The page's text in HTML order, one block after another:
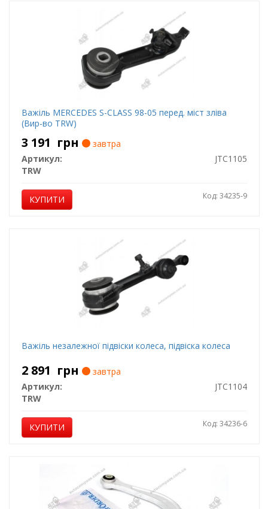
Важіль MERCEDES S-CLASS 98-05 перед. міст зліва
(Вир-во TRW)
3 191 грн
завтра
Артикул:
JTC1105
TRW
КУПИТИ Код: 34235-9
Важіль незалежної підвіски колеса, підвіска колеса
2 891 грн
завтра
Артикул:
JTC1104
TRW
КУПИТИ Код: 34236-6